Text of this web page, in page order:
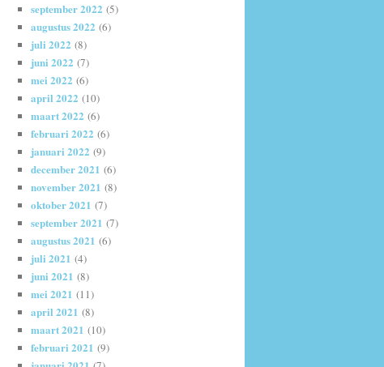
september 2022 (5)
augustus 2022 (6)
juli 2022 (8)
juni 2022 (7)
mei 2022 (6)
april 2022 (10)
maart 2022 (6)
februari 2022 (6)
januari 2022 (9)
december 2021 (6)
november 2021 (8)
oktober 2021 (7)
september 2021 (7)
augustus 2021 (6)
juli 2021 (4)
juni 2021 (8)
mei 2021 (11)
april 2021 (8)
maart 2021 (10)
februari 2021 (9)